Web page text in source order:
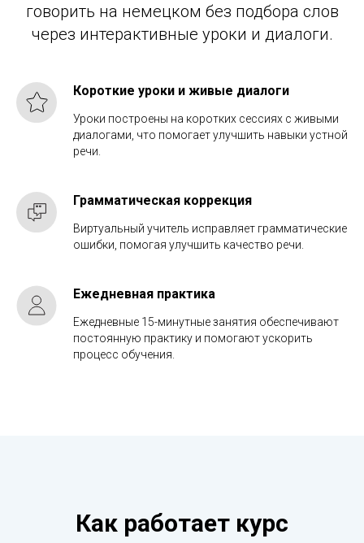
говорить на немецком без подбора слов
через интерактивные уроки и диалоги.
Короткие уроки и живые диалоги
Уроки построены на коротких сессиях с живыми
диалогами, что помогает улучшить навыки устной
речи.
Грамматическая коррекция
Виртуальный учитель исправляет грамматические
ошибки, помогая улучшить качество речи.
Ежедневная практика
Ежедневные 15-минутные занятия обеспечивают
постоянную практику и помогают ускорить
процесс обучения.
Как работает курс